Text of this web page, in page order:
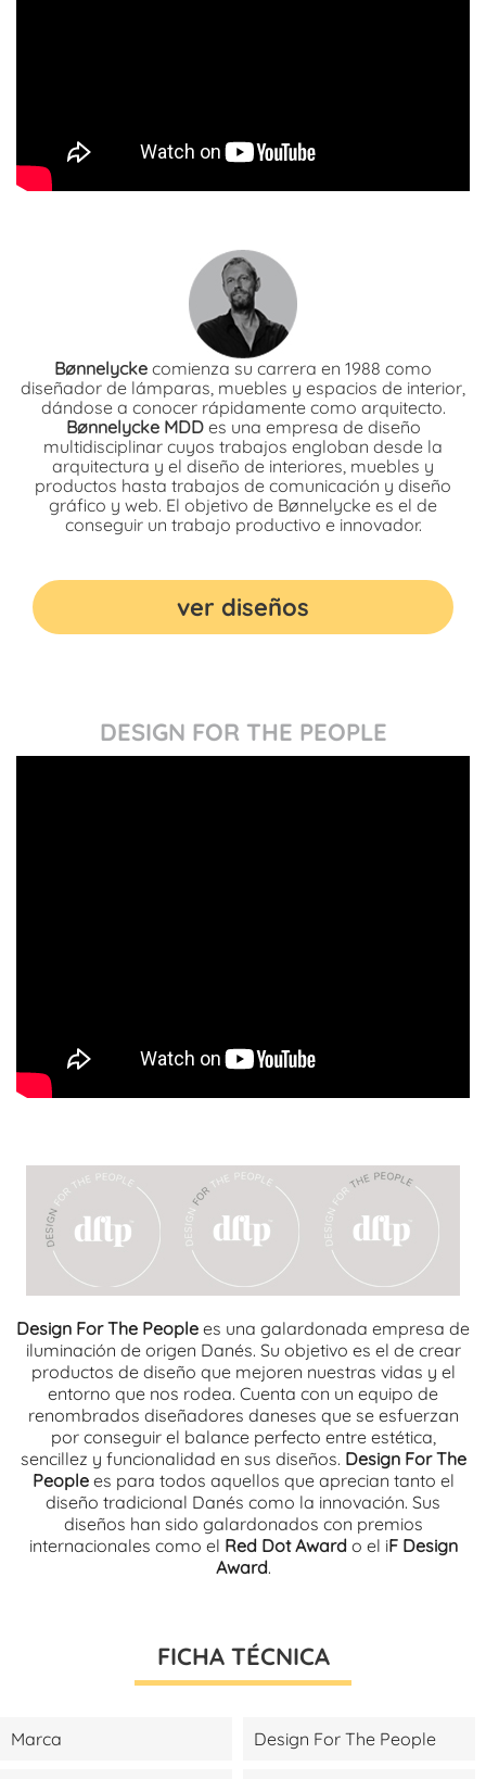
Bønnelycke comienza su carrera en 1988 como
diseñador de lámparas, muebles y espacios de interior,
dándose a conocer rápidamente como arquitecto.
Bønnelycke MDDes una empresa de diseño
multidisciplinar cuyos trabajos engloban desde la
arquitectura y el diseño de interiores, muebles y
productos hasta trabajos de comunicación y diseño
gráfico y web. El objetivo de Bønnelycke es el de
conseguir un trabajo productivo e innovador.
ver diseños
DESIGN FOR THE PEOPLE
Design For The People es una galardonada empresa de
iluminación de origen Danés. Su objetivo es el de crear
productos de diseño que mejoren nuestras vidas y el
entorno que nos rodea. Cuenta con un equipo de
renombrados diseñadores daneses que se esfuerzan
por conseguir el balance perfecto entre estética,
sencillez y funcionalidad en sus diseños. Design For The
Peoplees para todos aquellos que aprecian tanto el
diseño tradicional Danés como la innovación. Sus
diseños han sido galardonados con premios
internacionales como el Red Dot Awardo el iF Design
Award.
FICHA TÉCNICA
Marca Design For The People